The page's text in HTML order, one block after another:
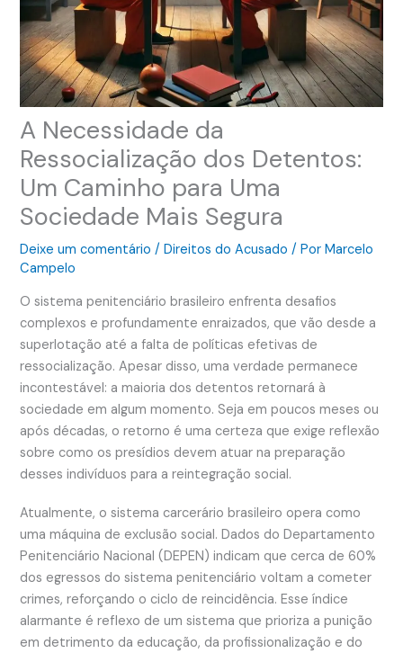
A Necessidade da
Ressocialização dos Detentos:
Um Caminho para Uma
Sociedade Mais Segura
Deixe um comentário /Direitos do Acusado / PorMarcelo
Campelo
O sistema penitenciário brasileiro enfrenta desafios
complexos e profundamente enraizados, que vão desde a
superlotação até a falta de políticas efetivas de
ressocialização. Apesar disso, uma verdade permanece
incontestável: a maioria dos detentos retornará à
sociedade em algum momento. Seja em poucos meses ou
após décadas, o retorno é uma certeza que exige reflexão
sobre como os presídios devem atuar na preparação
desses indivíduos para a reintegração social.
Atualmente, o sistema carcerário brasileiro opera como
uma máquina de exclusão social. Dados do Departamento
Penitenciário Nacional (DEPEN) indicam que cerca de 60%
dos egressos do sistema penitenciário voltam a cometer
crimes, reforçando o ciclo de reincidência. Esse índice
alarmante é reflexo de um sistema que prioriza a punição
em detrimento da educação, da profissionalização e do